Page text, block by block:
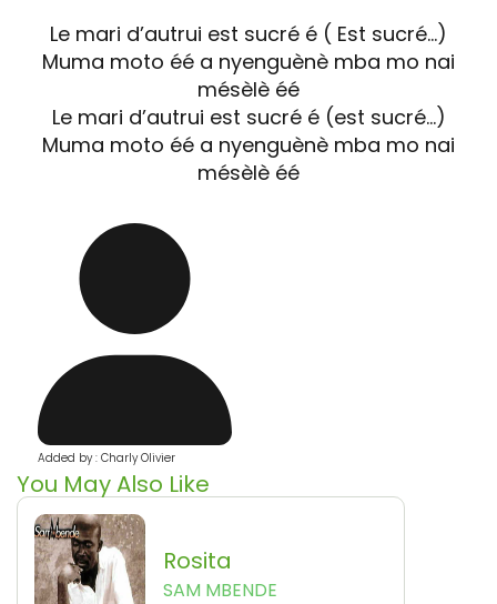
Le mari d’autrui est sucré é ( Est sucré…)
Muma moto éé a nyenguènè mba mo nai
mésèlè éé
Le mari d’autrui est sucré é (est sucré…)
Muma moto éé a nyenguènè mba mo nai
mésèlè éé
Added by : Charly Olivier
You May Also Like
Rosita
SAM MBENDE